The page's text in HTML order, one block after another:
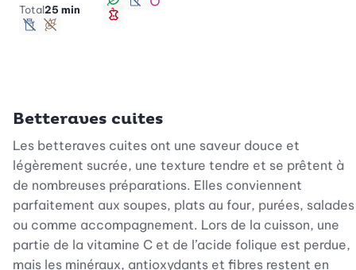
Total25 min
sans lactose
Sans gluten
Végansans lactose
Low-carb
Minceur
Betteraves cuites
Les betteraves cuites ont une saveur douce et
légèrement sucrée, une texture tendre et se prêtent à
de nombreuses préparations. Elles conviennent
parfaitement aux soupes, plats au four, purées, salades
ou comme accompagnement. Lors de la cuisson, une
partie de la vitamine C et de l’acide folique est perdue,
mais les minéraux, antioxydants et fibres restent en